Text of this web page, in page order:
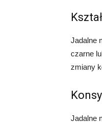
Jadalne
czarne
zmiany
Jadalne